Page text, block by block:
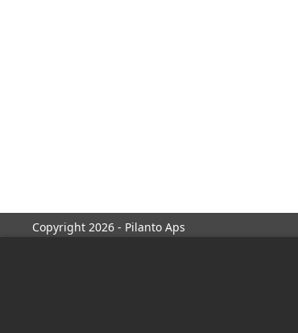
Copyright 2026 - Pilanto Aps